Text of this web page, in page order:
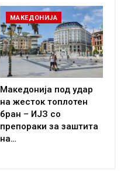
МАКЕДОНИЈА
Македонија под удар
на жесток топлотен
бран – ИЈЗ со
препораки за заштита
на…